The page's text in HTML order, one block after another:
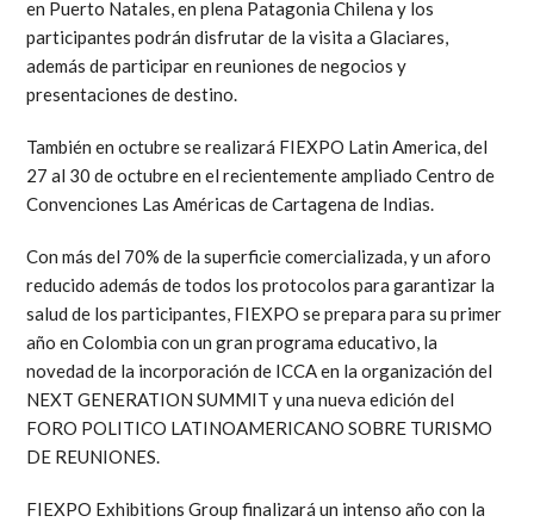
en Puerto Natales, en plena Patagonia Chilena y los
participantes podrán disfrutar de la visita a Glaciares,
además de participar en reuniones de negocios y
presentaciones de destino.
También en octubre se realizará FIEXPO Latin America, del
27 al 30 de octubre en el recientemente ampliado Centro de
Convenciones Las Américas de Cartagena de Indias.
Con más del 70% de la superficie comercializada, y un aforo
reducido además de todos los protocolos para garantizar la
salud de los participantes, FIEXPO se prepara para su primer
año en Colombia con un gran programa educativo, la
novedad de la incorporación de ICCA en la organización del
NEXT GENERATION SUMMIT y una nueva edición del
FORO POLITICO LATINOAMERICANO SOBRE TURISMO
DE REUNIONES.
FIEXPO Exhibitions Group finalizará un intenso año con la